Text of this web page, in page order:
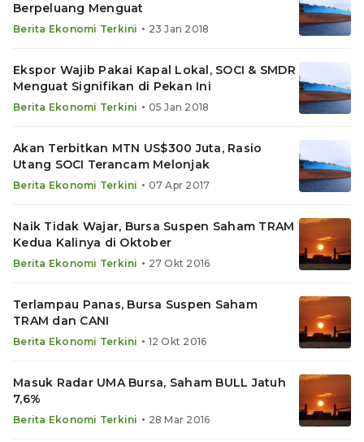
Berpeluang Menguat
Berita Ekonomi Terkini • 23 Jan 2018
Ekspor Wajib Pakai Kapal Lokal, SOCI & SMDR
Menguat Signifikan di Pekan Ini
Berita Ekonomi Terkini • 05 Jan 2018
Akan Terbitkan MTN US$300 Juta, Rasio
Utang SOCI Terancam Melonjak
Berita Ekonomi Terkini • 07 Apr 2017
Naik Tidak Wajar, Bursa Suspen Saham TRAM
Kedua Kalinya di Oktober
Berita Ekonomi Terkini • 27 Okt 2016
Terlampau Panas, Bursa Suspen Saham
TRAM dan CANI
Berita Ekonomi Terkini • 12 Okt 2016
Masuk Radar UMA Bursa, Saham BULL Jatuh
7,6%
Berita Ekonomi Terkini • 28 Mar 2016